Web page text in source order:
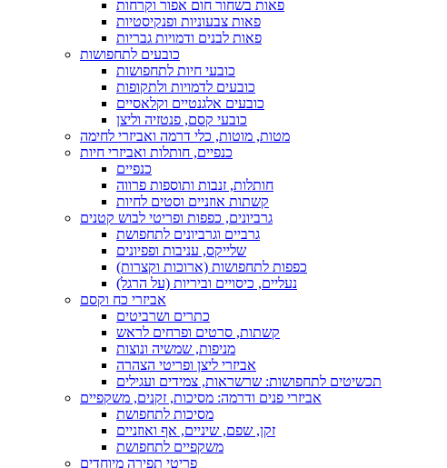
פאות בשחור חום אפור וקרחות
פאות צבעוניות ופנקיסטיות
פאות לבנים ודמויות גבריות
כובעים לתחפושות
כובעי חיות לתחפושות
כובעים לדמויות ולתקופות
כובעים אלגנטיים וקלאסיים
כובעי קסם, פנטזיה וליצן
מטות, מוטות, כלי דרמה ואביזרי לחימה
כנפיים, חותלות ואביזרי חיות
כנפיים
חותלות, זנבות ותוספות פרווה
קשתות אוזניים וסטים לחיות
גרביונים, כפפות ופריטי לבוש קטנים
גרביים וגרביונים לתחפושת
שלייקס, עניבות ופפיונים
כפפות לתחפושות (ארוכות וקצרות)
נעליים, כיסויים וביריות (על הרגל)
אביזרי כח וקסם
כתרים ושרביטים
קשתות, סרטים ופרחים לראש
מניפות, שמשיה ונוצות
אביזרי ליצן ופריטי הצהרה
תכשיטים לתחפושות: שרשראות, צמידים ועגילים
אביזרי פנים ודרמה: מסיכות, זקנים, משקפיים
מסיכות לתחפושת
זקן, שפם, שיניים, אף ואוזניים
משקפיים לתחפושת
פריטי תפירה מיוחדים